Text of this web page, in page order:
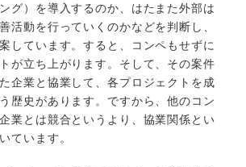
グ）を導入するのか、はたまた外部は
活動を行っていくのかなどを判断し、
しています。すると、コンペもせずに
が立ち上がります。そして、その案件
企業と協業して、各プロジェクトを成
歴史があります。ですから、他のコン
業とは競合というより、協業関係とい
ています。